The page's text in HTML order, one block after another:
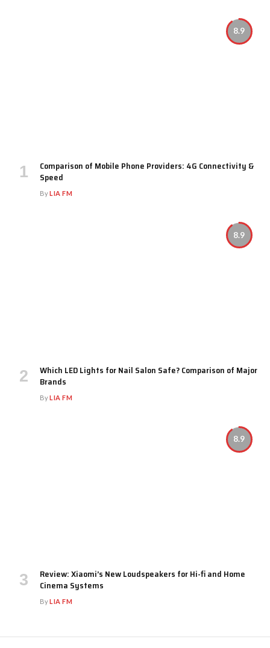
8.9
Comparison of Mobile Phone Providers: 4G Connectivity &
Speed
ByLIA FM
8.9
Which LED Lights for Nail Salon Safe? Comparison of Major
Brands
ByLIA FM
8.9
Review: Xiaomi’s New Loudspeakers for Hi-fi and Home
Cinema Systems
ByLIA FM